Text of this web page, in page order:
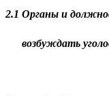
2.1 Органы и
возбуждать